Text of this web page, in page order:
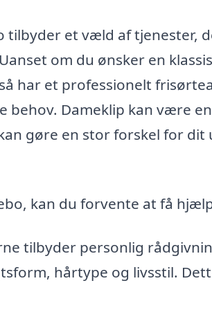
tilbyder et væld af tjenester,
om du ønsker en
har et professionelt
Dameklip kan være
gøre en stor forskel for dit
kan du forvente at få
tilbyder personlig
hårtype og livsstil.